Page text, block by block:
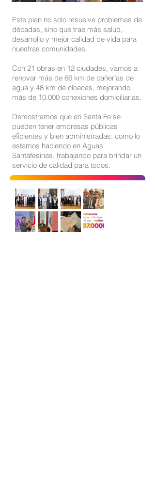
Este plan no solo resuelve problemas de
décadas, sino que trae más salud,
desarrollo y mejor calidad de vida para
nuestras comunidades.
Con 21 obras en 12 ciudades, vamos a
renovar más de 66 km de cañerías de
agua y 48 km de cloacas, mejorando
más de 10.000 conexiones domiciliarias.
Demostramos que en Santa Fe se
pueden tener empresas públicas
eficientes y bien administradas, como lo
estamos haciendo en Aguas
Santafesinas, trabajando para brindar un
servicio de calidad para todos.